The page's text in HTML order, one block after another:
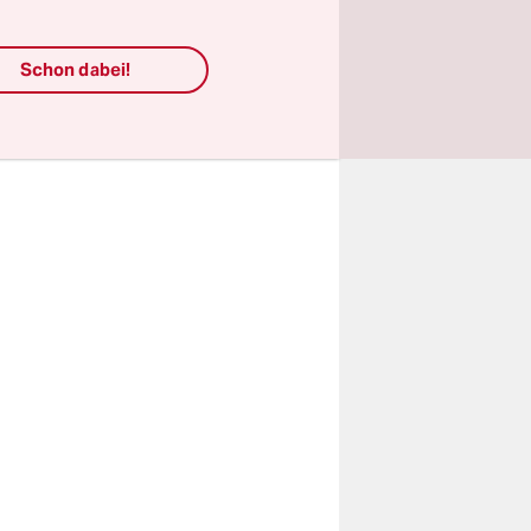
Schon dabei!